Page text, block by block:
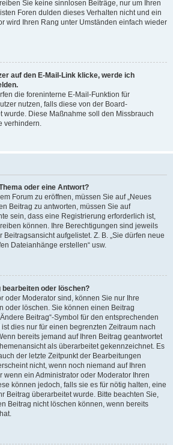
Sie keine sinnlosen Beiträge, nur um Ihren
Foren dulden dieses Verhalten nicht und ein
wird Ihren Rang unter Umständen einfach wieder
auf den E-Mail-Link klicke, werde ich
die foreninterne E-Mail-Funktion für
nutzen, falls diese von der Board-
wurde. Diese Maßnahme soll den Missbrauch
verhindern.
oder eine Antwort?
Forum zu eröffnen, müssen Sie auf „Neues
Beitrag zu antworten, müssen Sie auf
sein, dass eine Registrierung erforderlich ist,
können. Ihre Berechtigungen sind jeweils
aufgelistet. Z. B. „Sie dürfen neue
Dateianhänge erstellen“ usw.
oder löschen?
oder Moderator sind, können Sie nur Ihre
oder löschen. Sie können einen Beitrag
Beitrag“-Symbol für den entsprechenden
dies nur für einen begrenzten Zeitraum nach
bereits jemand auf Ihren Beitrag geantwortet
als überarbeitet gekennzeichnet. Es
der letzte Zeitpunkt der Bearbeitungen
nicht, wenn noch niemand auf Ihren
wenn ein Administrator oder Moderator Ihren
können jedoch, falls sie es für nötig halten, eine
Beitrag überarbeitet wurde. Bitte beachten Sie,
Beitrag nicht löschen können, wenn bereits